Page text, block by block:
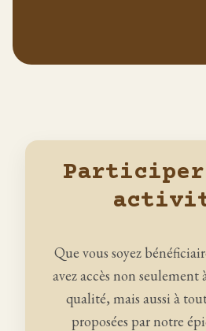
Que vous soyez
avez accès non seulement
qualité, mais aussi à
proposées par notre